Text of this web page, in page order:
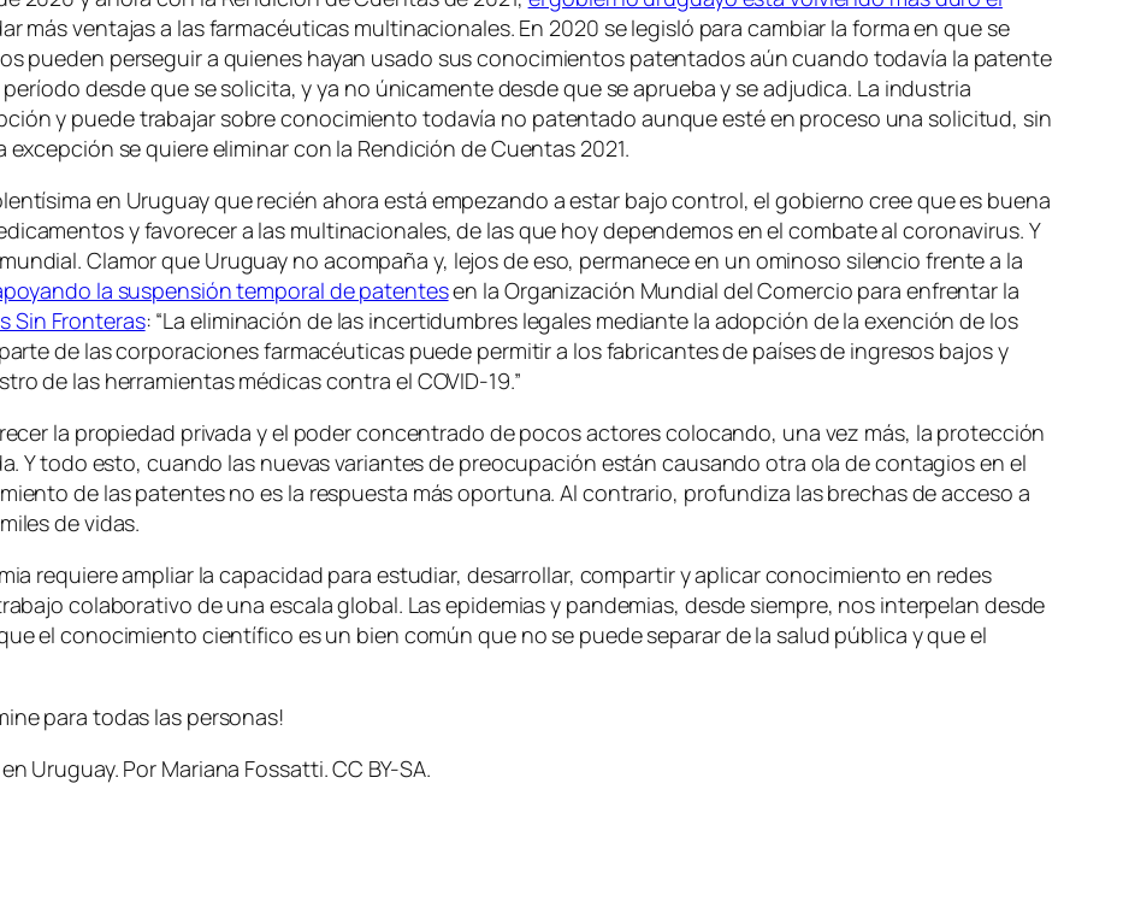
más ventajas a las farmacéuticas multinacionales. En 2020 se legisló para cambiar la forma en que se
pueden perseguir a quienes hayan usado sus conocimientos patentados aún cuando todavía la patente
desde que se solicita, y ya no únicamente desde que se aprueba y se adjudica. La industria
y puede trabajar sobre conocimiento todavía no patentado aunque esté en proceso una solicitud, sin
se quiere eliminar con la Rendición de Cuentas 2021.
en Uruguay que recién ahora está empezando a estar bajo control, el gobierno cree que es buena
y favorecer a las multinacionales, de las que hoy dependemos en el combate al coronavirus. Y
Clamor que Uruguay no acompaña y, lejos de eso, permanece en un ominoso silencio frente a la
la suspensión temporal de patentesen la Organización Mundial del Comercio para enfrentar la
Sin Fronteras: “La eliminación de las incertidumbres legales mediante la adopción de la exención de los
de las corporaciones farmacéuticas puede permitir a los fabricantes de países de ingresos bajos y
de las herramientas médicas contra el COVID-19.”
la propiedad privada y el poder concentrado de pocos actores colocando, una vez más, la protección
Y todo esto, cuando las nuevas variantes de preocupación están causando otra ola de contagios en el
de las patentes no es la respuesta más oportuna. Al contrario, profundiza las brechas de acceso a
de vidas.
requiere ampliar la capacidad para estudiar, desarrollar, compartir y aplicar conocimiento en redes
colaborativo de una escala global. Las epidemias y pandemias, desde siempre, nos interpelan desde
el conocimiento científico es un bien común que no se puede separar de la salud pública y que el
para todas las personas!
Uruguay. Por Mariana Fossatti. CC BY-SA.